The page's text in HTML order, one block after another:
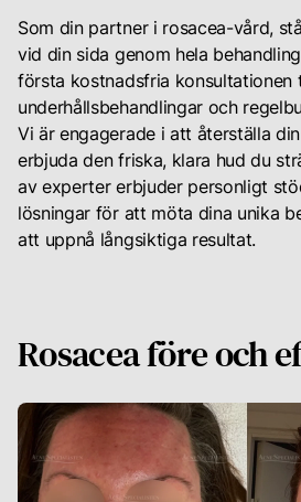
Som din partner i rosacea-vård,
vid din sida genom hela
första kostnadsfria konsultationen
underhållsbehandlingar och
Vi är engagerade i att återställa
erbjuda den friska, klara hud du
av experter erbjuder personligt
lösningar för att möta dina unika
att uppnå långsiktiga resultat.
Rosacea före och